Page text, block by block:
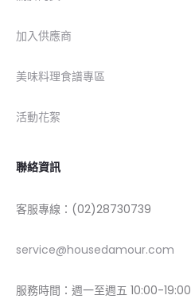
加入供應商
美味料理食譜專區
活動花絮
聯絡資訊
客服專線：(02)28730739
service@housedamour.com
服務時間：週一至週五 10:00-19:00